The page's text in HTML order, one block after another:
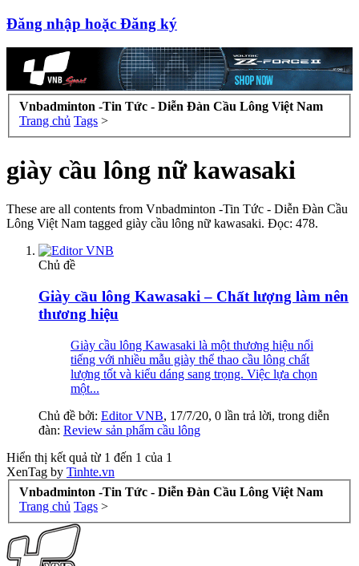
Đăng nhập hoặc Đăng ký
Vnbadminton -Tin Tức - Diễn Đàn Cầu Lông Việt Nam
Trang chủ Tags >
giày cầu lông nữ kawasaki
These are all contents from Vnbadminton -Tin Tức - Diễn Đàn Cầu
Lông Việt Nam tagged giày cầu lông nữ kawasaki. Đọc: 478.
Chủ đề
Giày cầu lông Kawasaki – Chất lượng làm nên
thương hiệu
Giày cầu lông Kawasaki là một thương hiệu nổi
tiếng với nhiều mẫu giày thể thao cầu lông chất
lượng tốt và kiểu dáng sang trọng. Việc lựa chọn
một...
Chủ đề bởi: Editor VNB, 17/7/20, 0 lần trả lời, trong diễn
đàn: Review sản phẩm cầu lông
Hiển thị kết quả từ 1 đến 1 của 1
XenTag by Tinhte.vn
Vnbadminton -Tin Tức - Diễn Đàn Cầu Lông Việt Nam
Trang chủ Tags >